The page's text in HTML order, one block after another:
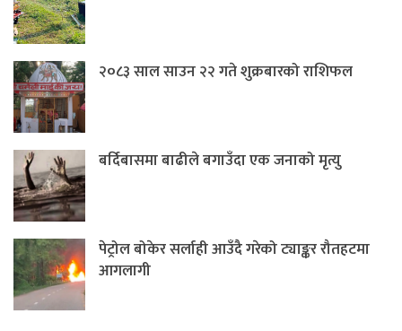
२०८३ साल साउन २२ गते शुक्रबारको राशिफल
बर्दिबासमा बाढीले बगाउँदा एक जनाको मृत्यु
पेट्रोल बोकेर सर्लाही आउँदै गरेको ट्याङ्कर रौतहटमा
आगलागी